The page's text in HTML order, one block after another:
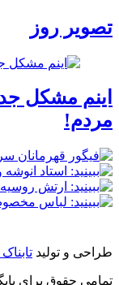
تصویر روز
اینم مشکل
مردم!
طراحی و تولید
تمامی حقوق برای